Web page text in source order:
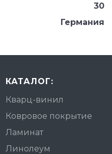
30
Германия
КАТАЛОГ:
Кварц-винил
Ковровое покрытие
Ламинат
Линолеум